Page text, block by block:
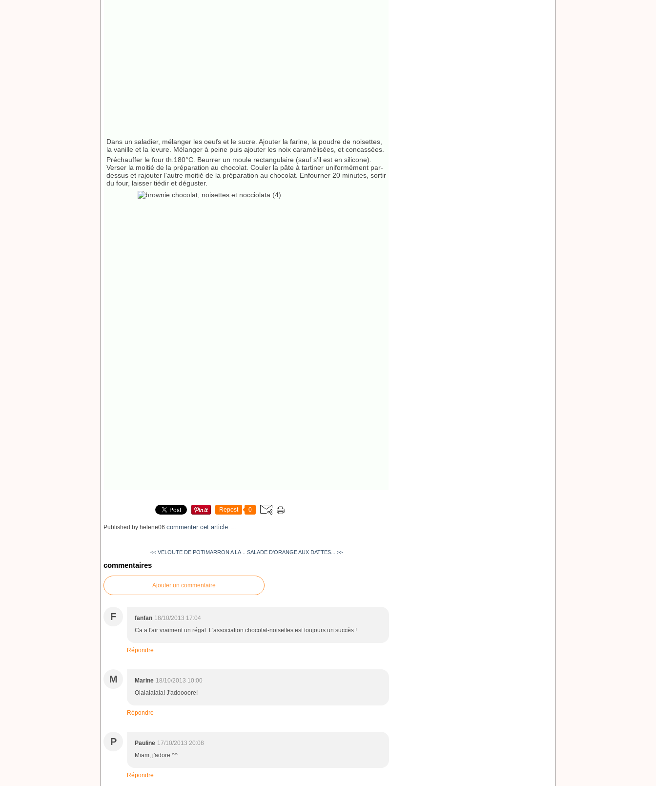
Dans un saladier, mélanger les oeufs et le sucre. Ajouter la farine, la poudre de noisettes,
la vanille et la levure. Mélanger à peine puis ajouter les noix caramélisées, et concassées.
Préchauffer le four th.180°C. Beurrer un moule rectangulaire (sauf s'il est en silicone).
Verser la moitié de la préparation au chocolat. Couler la pâte à tartiner uniformément par-
dessus et rajouter l'autre moitié de la préparation au chocolat. Enfourner 20 minutes, sortir
du four, laisser tiédir et déguster.
Repost 0
Published by helene06 commenter cet article …
<< VELOUTE DE POTIMARRON A LA... SALADE D'ORANGE AUX DATTES... >>
commentaires
Ajouter un commentaire
F fanfan 18/10/2013 17:04
Ca a l'air vraiment un régal. L'association chocolat-noisettes est toujours un succès !
Répondre
M Marine 18/10/2013 10:00
Olalalalala! J'adoooore!
Répondre
P Pauline 17/10/2013 20:08
Miam, j'adore ^^
Répondre